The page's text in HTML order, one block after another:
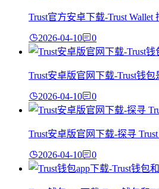
Trust官方安卓下载-Trust Wallet
2026-04-10 0
Trust安卓版官网下载-Trust钱包
2026-04-10 0
Trust安卓版官网下载-探寻
2026-04-10 0